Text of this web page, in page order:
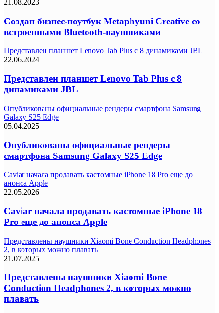
21.08.2023
Создан бизнес-ноутбук Metaphyuni Creative со
встроенными Bluetooth-наушниками
Представлен планшет Lenovo Tab Plus с 8 динамиками JBL
22.06.2024
Представлен планшет Lenovo Tab Plus с 8
динамиками JBL
Опубликованы официальные рендеры смартфона Samsung
Galaxy S25 Edge
05.04.2025
Опубликованы официальные рендеры
смартфона Samsung Galaxy S25 Edge
Caviar начала продавать кастомные iPhone 18 Pro еще до
анонса Apple
22.05.2026
Caviar начала продавать кастомные iPhone 18
Pro еще до анонса Apple
Представлены наушники Xiaomi Bone Conduction Headphones
2, в которых можно плавать
21.07.2025
Представлены наушники Xiaomi Bone
Conduction Headphones 2, в которых можно
плавать